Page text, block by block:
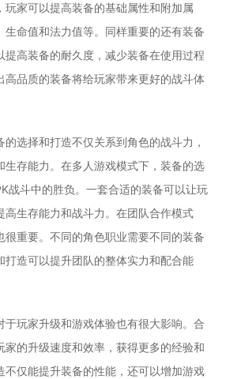
玩家可以提高装备的基础属性和附加属
生命值和法力值等。同样重要的还有装备
提高装备的耐久度，减少装备在使用过程
高品质的装备将给玩家带来更好的战斗体
选择和打造不仅关系到角色的战斗力，
生存能力。在多人游戏模式下，装备的选
战斗中的胜负。一套合适的装备可以让玩
高生存能力和战斗力。在团队合作模式
很重要。不同的角色职业需要不同的装备
打造可以提升团队的整体实力和配合能
于玩家升级和游戏体验也有很大影响。合
家的升级速度和效率，获得更多的经验和
不仅能提升装备的性能，还可以增加游戏